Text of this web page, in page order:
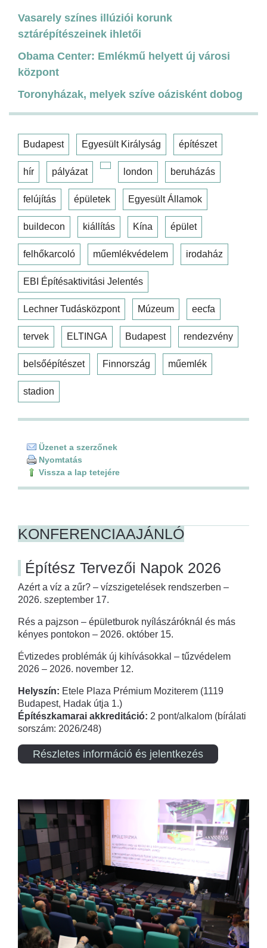
Vasarely színes illúziói korunk
sztárépítészeinek ihletői
Obama Center: Emlékmű helyett új városi
központ
Toronyházak, melyek szíve oázisként dobog
Budapest Egyesült Királyság építészet
hír pályázat london beruházás
felújítás épületek Egyesült Államok
buildecon kiállítás Kína épület
felhőkarcoló műemlékvédelem irodaház
EBI Építésaktivitási Jelentés
Lechner Tudásközpont Múzeum eecfa
tervek ELTINGA Budapest rendezvény
belsőépítészet Finnország műemlék
stadion
Üzenet a szerzőnek
Nyomtatás
Vissza a lap tetejére
KONFERENCIAAJÁNLÓ
Építész Tervezői Napok 2026
Azért a víz a zűr? – vízszigetelések rendszerben –
2026. szeptember 17.
Rés a pajzson – épületburok nyílászáróknál és más
kényes pontokon – 2026. október 15.
Évtizedes problémák új kihívásokkal – tűzvédelem
2026 – 2026. november 12.
Helyszín: Etele Plaza Prémium Moziterem (1119
Budapest, Hadak útja 1.)
Építészkamarai akkreditáció: 2 pont/alkalom (bírálati
sorszám: 2026/248)
Részletes információ és jelentkezés